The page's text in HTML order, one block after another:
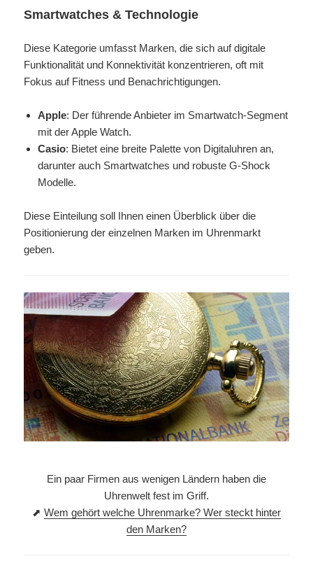
Smartwatches & Technologie
Diese Kategorie umfasst Marken, die sich auf digitale
Funktionalität und Konnektivität konzentrieren, oft mit
Fokus auf Fitness und Benachrichtigungen.
Apple: Der führende Anbieter im Smartwatch-Segment
mit der Apple Watch.
Casio: Bietet eine breite Palette von Digitaluhren an,
darunter auch Smartwatches und robuste G-Shock
Modelle.
Diese Einteilung soll Ihnen einen Überblick über die
Positionierung der einzelnen Marken im Uhrenmarkt
geben.
Ein paar Firmen aus wenigen Ländern haben die
Uhrenwelt fest im Griff.
⬈ Wem gehört welche Uhrenmarke? Wer steckt hinter
den Marken?